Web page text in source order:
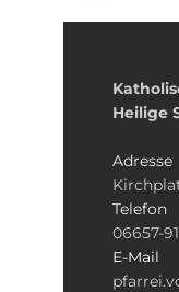
Heilige
Adresse
Telefon
06657-
E-Mail